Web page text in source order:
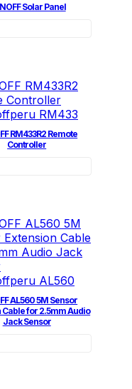
Solar Panel
RM433R2 Remote
Controller
AL560 5M Sensor
Cable for 2.5mm Audio
Jack Sensor